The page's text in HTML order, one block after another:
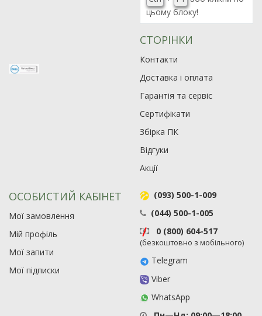
цьому блоку!
СТОРІНКИ
Контакти
Доставка і оплата
Гарантія та сервіс
Сертифікати
Збірка ПК
Відгуки
Акції
ОСОБИСТИЙ КАБІНЕТ
Мої замовлення
Мій профіль
Мої запити
Мої підписки
(093) 500-1-009
(044) 500-1-005
0 (800) 604-517
(безкоштовно з мобільного)
Telegram
Viber
WhatsApp